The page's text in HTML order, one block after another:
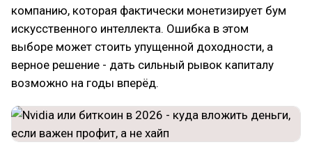
компанию, которая фактически монетизирует бум
искусственного интеллекта. Ошибка в этом
выборе может стоить упущенной доходности, а
верное решение - дать сильный рывок капиталу
возможно на годы вперёд.